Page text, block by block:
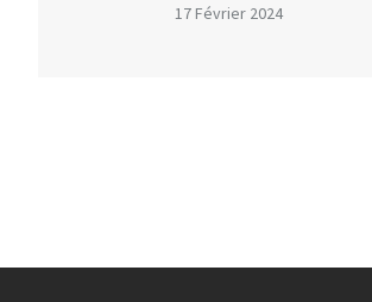
17 Février 2024